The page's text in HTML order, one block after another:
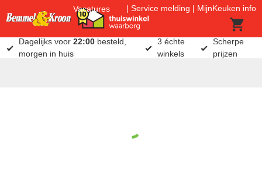
Vacatures Service melding MijnKeuken info
Dagelijks voor22:00 besteld,
morgen in huis
3 échte
winkels
Scherpe
prijzen